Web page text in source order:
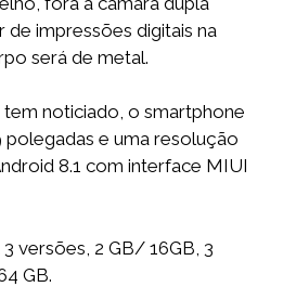
de impressões digitais na
será de metal.
noticiado, o smartphone
e uma resolução
8.1 com interface MIUI
versões, 2 GB/ 16GB, 3
GB.